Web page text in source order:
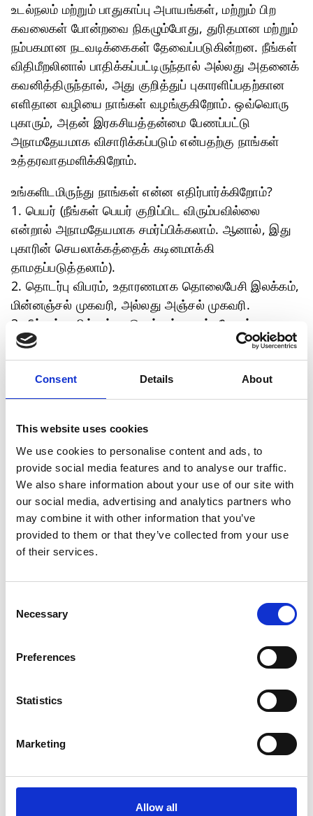
Consent Details About
This website uses cookies
We use cookies to personalise content and ads, to
provide social media features and to analyse our traffic.
We also share information about your use of our site with
our social media, advertising and analytics partners who
may combine it with other information that you’ve
provided to them or that they’ve collected from your use
of their services.
Selection
Necessary
Preferences
Statistics
Marketing
Allow all
உடல்நலம் மற்றும் பாதுகாப்பு அபாயங்கள், மற்றும் பிற
கவலைகள் போன்றவை நிகழும்போது, துரிதமான மற்றும்
நம்பகமான நடவடிக்கைகள் தேவைப்படுகின்றன. நீங்கள்
விதிமீறலினால் பாதிக்கப்பட்டிருந்தால் அல்லது அதனைக்
கவனித்திருந்தால், அது குறித்துப் புகாரளிப்பதற்கான
எளிதான வழியை நாங்கள் வழங்குகிறோம். ஒவ்வொரு
புகாரும், அதன் இரகசியத்தன்மை பேணப்பட்டு
அநாமதேயமாக விசாரிக்கப்படும் என்பதற்கு நாங்கள்
உத்தரவாதமளிக்கிறோம்.
உங்களிடமிருந்து நாங்கள் என்ன எதிர்பார்க்கிறோம்?
1. பெயர் (நீங்கள் பெயர் குறிப்பிட விரும்பவில்லை
என்றால் அநாமதேயமாக சமர்ப்பிக்கலாம். ஆனால், இது
புகாரின் செயலாக்கத்தைக் கடினமாக்கி
தாமதப்படுத்தலாம்).
2. தொடர்பு விபரம், உதாரணமாக தொலைபேசி இலக்கம்,
மின்னஞ்சல் முகவரி, அல்லது அஞ்சல் முகவரி.
3. நீங்கள் வசிக்கும் நாடு மற்றும் நகரம். மேலும்
பொருந்தும் பட்சத்தில், தயாரிப்புத் தளம் அல்லது
இருப்பிடத்தைத் தெளிவாக அடையாளம் காண உதவும்
பிற விபரங்கள்.
4. மனித உரிமைகள், சுற்றுச்சூழல், சுகாதாரம், அல்லது
அல்லது நேரம் உள்ளிட்ட விரிவான விளக்கம். உங்களிடம்
ஆதாரங்கள் இருப்பின் தயங்காமல் அவற்றைச்
சமர்ப்பிக்கவும்.
5. புகார் அளித்தவர் அல்லது பாதிக்கப்பட்ட பிற
தரப்பினர் அநாமதேயமாகவும் பாதுகாக்கப்படவும்
வேண்டுமா என்பது பற்றிய விபரம்.
சமர்ப்பிக்கவும்.
உங்களது புகார் எவ்வாறு பரிசீலிக்கப்படுகிறது?
மணித்தியாளத்திற்குள் புகார் பெறப்பட்டதை நாங்கள்
2. DEICHMANN மனித உரிமைகள் அதிகாரி, புகாரின்
காரணத்தை ஆராய்ந்து அதன் ஏற்புத்தன்மையை
கண்டறியப்பட்டால், விரிவான விசாரணை நடத்தப்படும்.
3. ஆழமான விசாரணை தேவைப்படின், DEICHMANN